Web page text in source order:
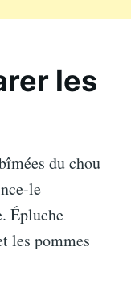
les
du chou
le
Épluche
les pommes